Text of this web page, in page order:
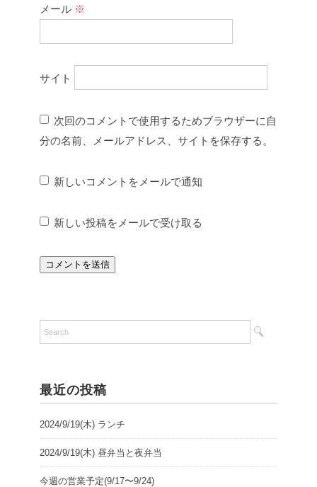
メール ※
サイト
次回のコメントで使用するためブラウザーに自
分の名前、メールアドレス、サイトを保存する。
新しいコメントをメールで通知
新しい投稿をメールで受け取る
最近の投稿
2024/9/19(木) ランチ
2024/9/19(木) 昼弁当と夜弁当
今週の営業予定(9/17〜9/24)